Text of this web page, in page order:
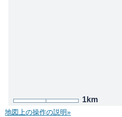
1km
地図上の操作の説明»